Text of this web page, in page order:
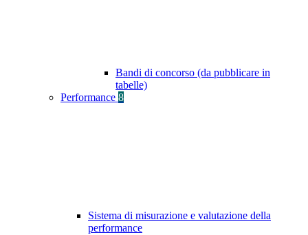
Bandi di concorso (da pubblicare in
tabelle)
Performance 8
Sistema di misurazione e valutazione della
performance